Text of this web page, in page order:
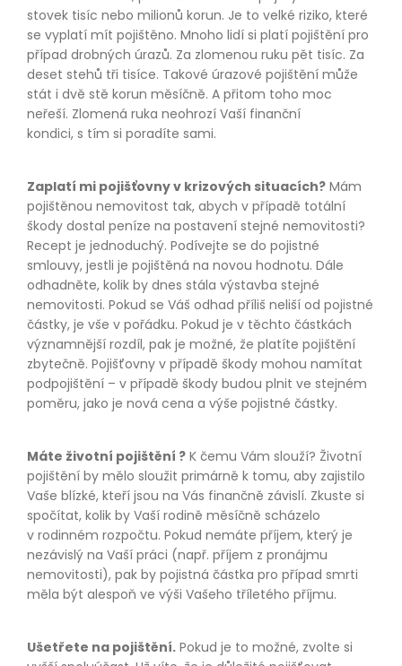
stovek tisíc nebo milionů korun. Je to velké riziko, které
se vyplatí mít pojištěno. Mnoho lidí si platí pojištění pro
případ drobných úrazů. Za zlomenou ruku pět tisíc. Za
deset stehů tři tisíce. Takové úrazové pojištění může
stát i dvě stě korun měsíčně. A přitom toho moc
neřeší. Zlomená ruka neohrozí Vaší finanční
kondici, s tím si poradíte sami.
Zaplatí mi pojišťovny v krizových situacích? Mám
pojištěnou nemovitost tak, abych v případě totální
škody dostal peníze na postavení stejné nemovitosti?
Recept je jednoduchý. Podívejte se do pojistné
smlouvy, jestli je pojištěná na novou hodnotu. Dále
odhadněte, kolik by dnes stála výstavba stejné
nemovitosti. Pokud se Váš odhad příliš neliší od pojistné
částky, je vše v pořádku. Pokud je v těchto částkách
významnější rozdíl, pak je možné, že platíte pojištění
zbytečně. Pojišťovny v případě škody mohou namítat
podpojištění – v případě škody budou plnit ve stejném
poměru, jako je nová cena a výše pojistné částky.
Máte životní pojištění ? K čemu Vám slouží? Životní
pojištění by mělo sloužit primárně k tomu, aby zajistilo
Vaše blízké, kteří jsou na Vás finančně závislí. Zkuste si
spočítat, kolik by Vaší rodině měsíčně scházelo
v rodinném rozpočtu. Pokud nemáte příjem, který je
nezávislý na Vaší práci (např. příjem z pronájmu
nemovitosti), pak by pojistná částka pro případ smrti
měla být alespoň ve výši Vašeho tříletého příjmu.
Ušetřete na pojištění. Pokud je to možné, zvolte si